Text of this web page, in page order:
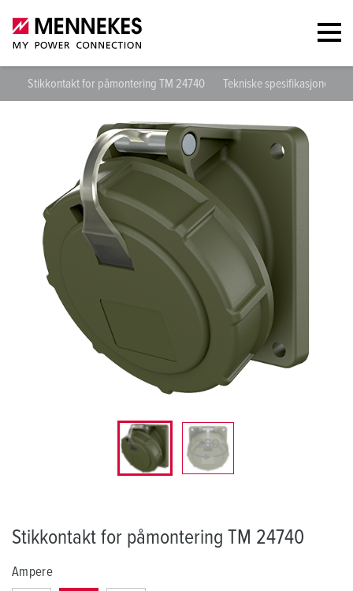
Stikkontakt for påmontering TM 24740 Tekniske spesifikasjoner
Stikkontakt for påmontering TM 24740
Ampere